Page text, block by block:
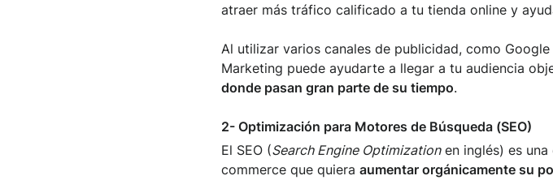
atraer más tráfico calificado a tu tienda online y
Al utilizar varios canales de publicidad, como
Marketing puede ayudarte a llegar a tu audiencia
donde pasan gran parte de su tiempo.
2- Optimización para Motores de Búsqueda (SEO)
El SEO (Search Engine Optimizationen inglés) es una
commerce que quiera aumentar orgánicamente su